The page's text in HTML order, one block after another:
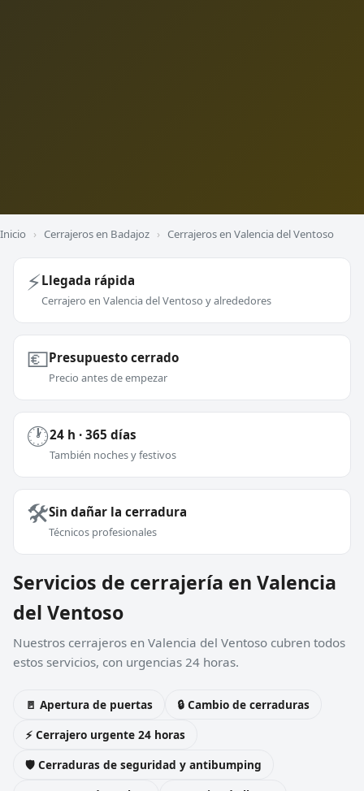
Inicio › Cerrajeros en Badajoz › Cerrajeros en Valencia del Ventoso
⚡Llegada rápida
Cerrajero en Valencia del Ventoso y alrededores
💶Presupuesto cerrado
Precio antes de empezar
🕐24 h · 365 días
También noches y festivos
🛠️Sin dañar la cerradura
Técnicos profesionales
Servicios de cerrajería en Valencia
del Ventoso
Nuestros cerrajeros en Valencia del Ventoso cubren todos
estos servicios, con urgencias 24 horas.
🚪 Apertura de puertas
🔒 Cambio de cerraduras
⚡ Cerrajero urgente 24 horas
🛡️ Cerraduras de seguridad y antibumping